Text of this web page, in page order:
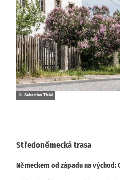
© Sebastian Thiel
Středoněmecká trasa
Německem od západu na východ: